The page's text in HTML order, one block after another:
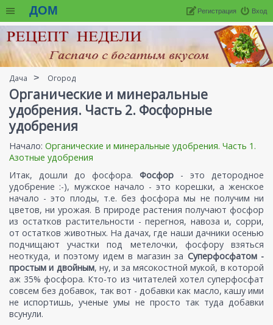
ДОМ Вход
Регистрация
Дача Огород
Органические и минеральные
удобрения. Часть 2. Фосфорные
удобрения
Начало: Органические и минеральные удобрения. Часть 1.
Азотные удобрения
Итак, дошли до фосфора. Фосфор - это детородное
удобрение :-), мужское начало - это корешки, а женское
начало - это плоды, т.е. без фосфора мы не получим ни
цветов, ни урожая. В природе растения получают фосфор
из остатков растительности - перегноя, навоза и, сорри,
от остатков животных. На дачах, где наши дачники осенью
подчищают участки под метелочки, фосфору взяться
неоткуда, и поэтому идем в магазин за Суперфосфатом -
простым и двойным, ну, и за мясокостной мукой, в которой
аж 35% фосфора. Кто-то из читателей хотел суперфосфат
совсем без добавок, так вот - добавки как масло, кашу ими
не испортишь, ученые умы не просто так туда добавки
всунули.